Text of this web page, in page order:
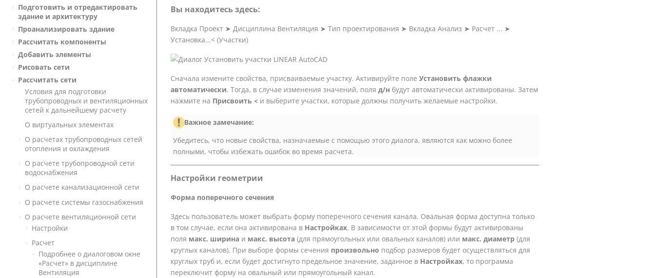
Подготовить и отредактировать
здание и архитектуру
Проанализировать здание
Рассчитать компоненты
Добавить элементы
Рисовать сети
Рассчитать сети
Условия для подготовки
трубопроводных и вентиляционных
сетей к дальнейшему расчету
О виртуальных элементах
О расчетах трубопроводных сетей
отопления и охлаждения
О расчете трубопроводной сети
водоснабжения
О расчете канализационной сети
О расчете системы газоснабжения
О расчете вентиляционной сети
Настройки
Расчет
Подробнее о диалоговом окне
«Расчет» в дисциплине
Вентиляция
Вы находитесь здесь:
Вкладка Проект ➤ Дисциплина Вентиляция ➤ Тип проектирования ➤ Вкладка Анализ ➤ Расчет ... ➤
Установка...< (Участки)
Сначала измените свойства, присваиваемые участку. Активируйте поле Установить флажки
автоматически. Тогда, в случае изменения значений, поля д/н будут автоматически активированы. Затем
нажмите на Присвоить < и выберите участки, которые должны получить желаемые настройки.
Важное замечание:
Убедитесь, что новые свойства, назначаемые с помощью этого диалога, являются как можно более
полными, чтобы избежать ошибок во время расчета.
Настройки геометрии
Форма поперечного сечения
Здесь пользователь может выбрать форму поперечного сечения канала. Овальная форма доступна только
в том случае, если она активирована в Настройках. В зависимости от этой формы будут активированы
поля макс. ширина и макс. высота (для прямоугольных или овальных каналов) или макс. диаметр (для
круглых каналов). При выборе формы сечения произвольно подбор размеров будет осуществляться для
круглых труб и, если будет достигнуто предельное значение, заданное в Настройках, то программа
переключит форму на овальный или прямоугольный канал.